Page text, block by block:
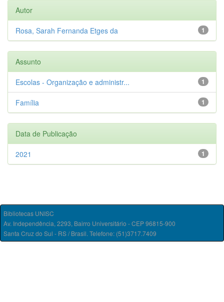
Autor
1
Rosa, Sarah Fernanda Etges da
Assunto
1
Escolas - Organização e administr...
1
Família
Data de Publicação
1
2021
Bibliotecas UNISC
Av. Independência, 2293, Bairro Universitário - CEP 96815-900
Santa Cruz do Sul - RS / Brasil. Telefone: (51)3717.7409